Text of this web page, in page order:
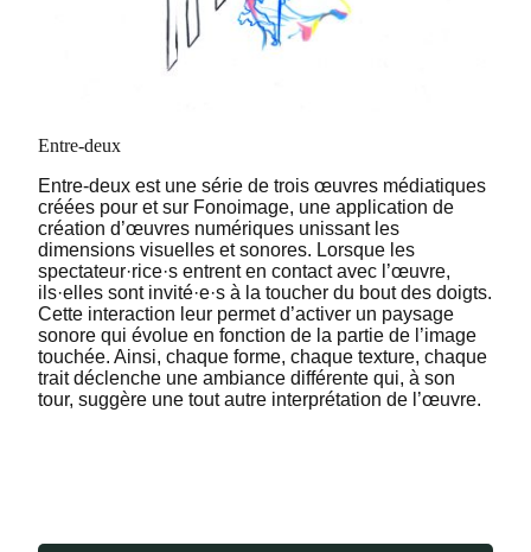
Entre-deux
Entre-deux est une série de trois œuvres médiatiques
créées pour et sur Fonoimage, une application de
création d’œuvres numériques unissant les
dimensions visuelles et sonores. Lorsque les
spectateur·rice·s entrent en contact avec l’œuvre,
ils·elles sont invité·e·s à la toucher du bout des doigts.
Cette interaction leur permet d’activer un paysage
sonore qui évolue en fonction de la partie de l’image
touchée. Ainsi, chaque forme, chaque texture, chaque
trait déclenche une ambiance différente qui, à son
tour, suggère une tout autre interprétation de l’œuvre.